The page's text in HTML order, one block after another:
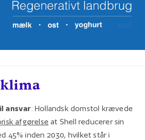
ansvar: Hollandsk domstol krævede
afgørelse at Shell reducerer sin
45% inden 2030, hvilket står i